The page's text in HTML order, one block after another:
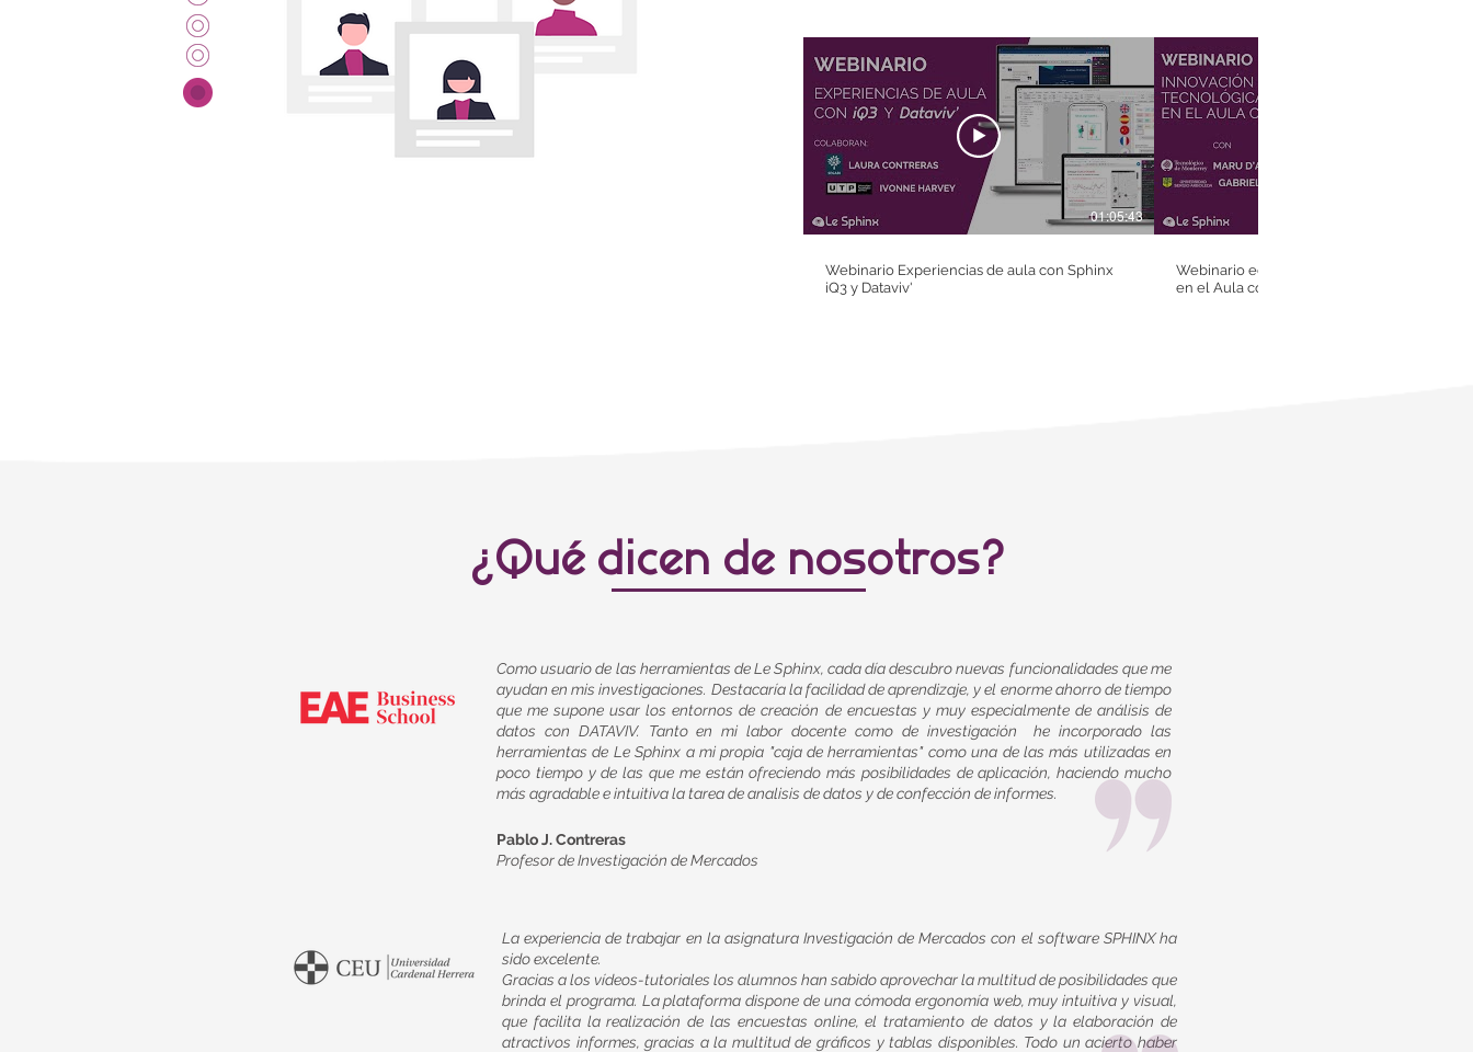
¿Qué dicen de nosotros?
Como usuario de las herramientas de Le Sphinx, cada día descubro nuevas funcionalidades que me
ayudan en mis investigaciones. Destacaría la facilidad de aprendizaje, y el enorme ahorro de tiempo
que me supone usar los entornos de creación de encuestas y muy especialmente de análisis de
datos con DATAVIV. Tanto en mi labor docente como de investigación he incorporado las
herramientas de Le Sphinx a mi propia "caja de herramientas" como una de las más utilizadas en
poco tiempo y de las que me están ofreciendo más posibilidades de aplicación, haciendo mucho
más agradable e intuitiva la tarea de analisis de datos y de confección de informes.
Pablo J. Contreras
Profesor de Investigación de Mercados
La experiencia de trabajar en la asignatura Investigación de Mercados con el software SPHINX ha
sido excelente.
Gracias a los vídeos-tutoriales los alumnos han sabido aprovechar la multitud de posibilidades que
brinda el programa. La plataforma dispone de una cómoda ergonomía web, muy intuitiva y visual,
que facilita la realización de las encuestas online, el tratamiento de datos y la elaboración de
atractivos informes, gracias a la multitud de gráficos y tablas disponibles. Todo un acierto haber
01:05:43
Webinario Experiencias de aula con Sphinx
iQ3 y Dataviv'
Webinario educativo: Innovación
en el Aula con Declic